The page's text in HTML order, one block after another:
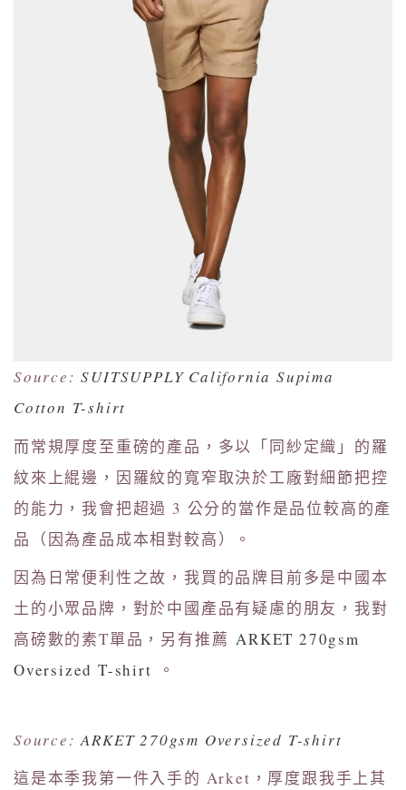
Source:SUITSUPPLY California Supima
Cotton T-shirt
而常規厚度至重磅的產品，多以「同紗定織」的羅
紋來上緄邊，因羅紋的寬窄取決於工廠對細節把控
的能力，我會把超過 3 公分的當作是品位較高的產
品（因為產品成本相對較高）。
因為日常便利性之故，我買的品牌目前多是中國本
土的小眾品牌，對於中國產品有疑慮的朋友，我對
高磅數的素T單品，另有推薦ARKET 270gsm
Oversized T-shirt 。
Source:ARKET 270gsm Oversized T-shirt
這是本季我第一件入手的 Arket，厚度跟我手上其